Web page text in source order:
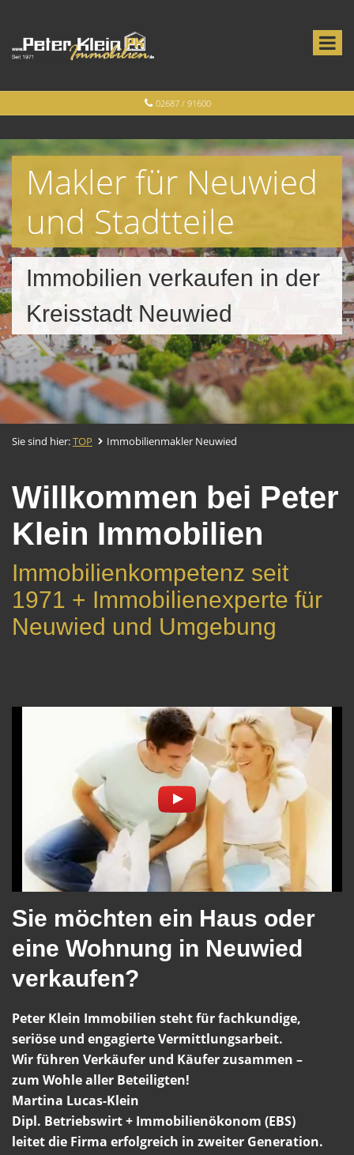
02687 / 91600
Makler für Neuwied
und Stadtteile
Immobilien verkaufen in der
Kreisstadt Neuwied
Sie sind hier:TOP Immobilienmakler Neuwied
Willkommen bei Peter
Klein Immobilien
Immobilienkompetenz seit
1971 + Immobilienexperte für
Neuwied und Umgebung
Sie möchten ein Haus oder
eine Wohnung in Neuwied
verkaufen?
Peter Klein Immobilien steht für fachkundige,
seriöse und engagierte Vermittlungsarbeit.
Wir führen Verkäufer und Käufer zusammen –
zum Wohle aller Beteiligten!
Martina Lucas-Klein
Dipl. Betriebswirt + Immobilienökonom (EBS)
leitet die Firma erfolgreich in zweiter Generation.